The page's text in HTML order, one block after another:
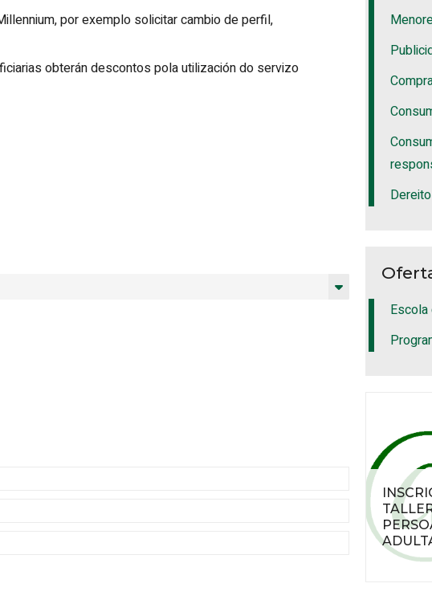
por exemplo solicitar cambio de perfil,
obterán descontos pola utilización do servizo
Escola